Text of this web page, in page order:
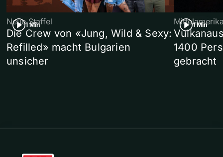
1 Min
Neue Staffel
Die Crew von «Jung, Wild & Sexy:
Refilled» macht Bulgarien
unsicher
1 Min
1400
gebracht